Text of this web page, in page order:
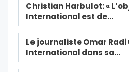
Christian Harbulot: «
International est de…
Le journaliste Omar
International dans sa…